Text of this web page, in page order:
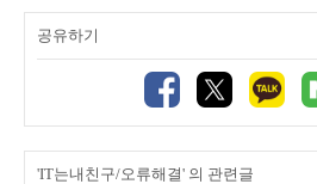
공유하기
'IT는내친구/오류해결' 의 관련글